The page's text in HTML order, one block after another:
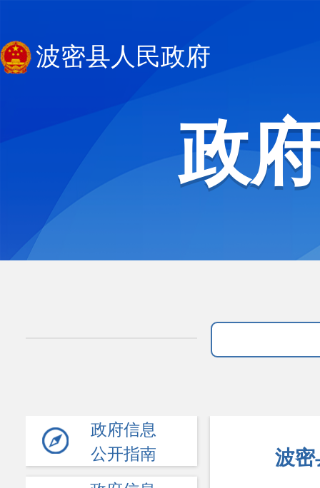
波密县人民政府
政
政府信息
公开指南
波密